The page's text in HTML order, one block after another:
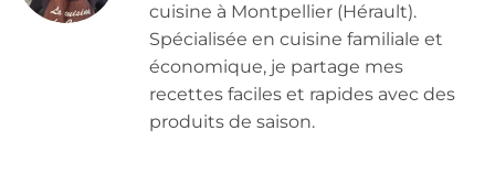
cuisine à Montpellier (Hérault).
Spécialisée en cuisine familiale et
économique, je partage mes
recettes faciles et rapides avec des
produits de saison.